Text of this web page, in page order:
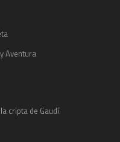
Aventura
cripta de Gaudí